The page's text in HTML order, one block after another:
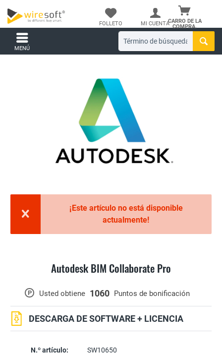
CARRO DE LA
COMPRA.
FOLLETO MI CUENTA
MENÚ
¡Este artículo no está disponible
actualmente!
Autodesk BIM Collaborate Pro
N.º artículo:
SW10650
P Usted obtiene 1060 Puntos de bonificación
DESCARGA DE SOFTWARE + LICENCIA